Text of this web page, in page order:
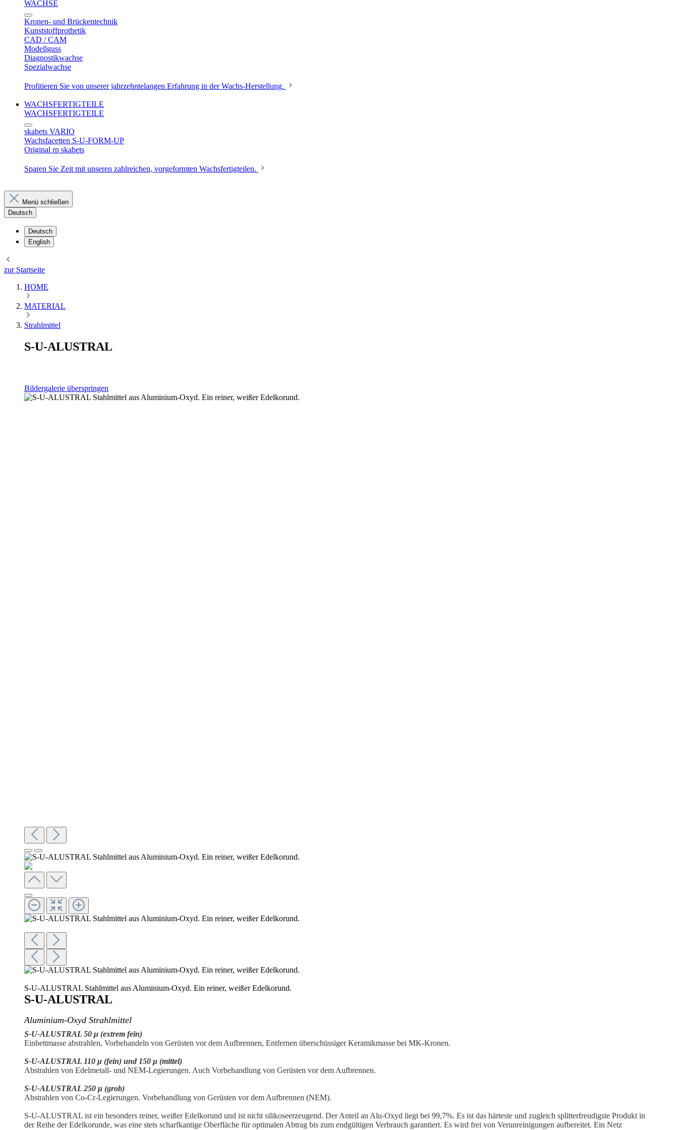
WACHSE
Kronen- und Brückentechnik
Kunststoffprothetik
CAD / CAM
Modellguss
Diagnostikwachse
Spezialwachse
Profitieren Sie von unserer jahrzehntelangen Erfahrung in der Wachs-Herstellung.
WACHSFERTIGTEILE
WACHSFERTIGTEILE
skabets VARIO
Wachsfacetten S-U-FORM-UP
Original rp skabets
Sparen Sie Zeit mit unseren zahlreichen, vorgeformten Wachsfertigteilen.
Menü schließen
Deutsch
Deutsch
English
zur Startseite
HOME
MATERIAL
Strahlmittel
S-U-ALUSTRAL
Bildergalerie überspringen
S-U-ALUSTRAL Stahlmittel aus Aluminium-Oxyd. Ein reiner, weißer Edelkorund.
S-U-ALUSTRAL
Aluminium-Oxyd Strahlmittel
S-U-ALUSTRAL 50 μ (extrem fein)
Einbettmasse abstrahlen, Vorbehandeln von Gerüsten vor dem Aufbrennen, Entfernen überschüssiger Keramikmasse bei MK-Kronen.
S-U-ALUSTRAL 110 μ (fein) und 150 μ (mittel)
Abstrahlen von Edelmetall- und NEM-Legie­rungen. Auch Vorbehandlung von Gerüsten vor dem Aufbrennen.
S-U-ALUSTRAL 250 μ (grob)
Abstrahlen von Co-Cr-Legierungen. Vorbehandlung von Gerüsten vor dem Aufbrennen (NEM).
S-U-ALUSTRAL ist ein besonders reiner, weißer Edelkorund und ist nicht silikoseerzeugend. Der Anteil an Alu-Oxyd liegt bei 99,7%. Es ist das härteste und zugleich splitterfreudigste Produkt in
der Reihe der Edelkorunde, was eine stets scharfkantige Oberfläche für optimalen Abtrag bis zum endgültigen Verbrauch garantiert. Es wird frei von Verunreinigungen aufbereitet. Ein Netz